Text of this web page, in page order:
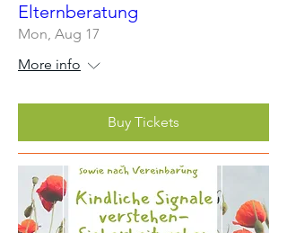
Elternberatung
Mon, Aug 17
More info
Buy Tickets